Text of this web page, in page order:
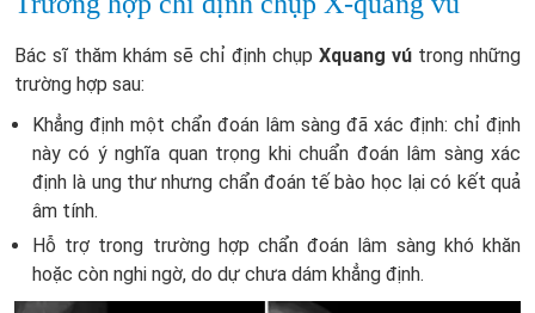
Bác sĩ thăm khám sẽ chỉ định chụp Xquang vú trong những
trường hợp sau:
Khẳng định một chẩn đoán lâm sàng đã xác định: chỉ định
này có ý nghĩa quan trọng khi chuẩn đoán lâm sàng xác
định là ung thư nhưng chẩn đoán tế bào học lại có kết quả
âm tính.
Hỗ trợ trong trường hợp chẩn đoán lâm sàng khó khăn
hoặc còn nghi ngờ, do dự chưa dám khẳng định.